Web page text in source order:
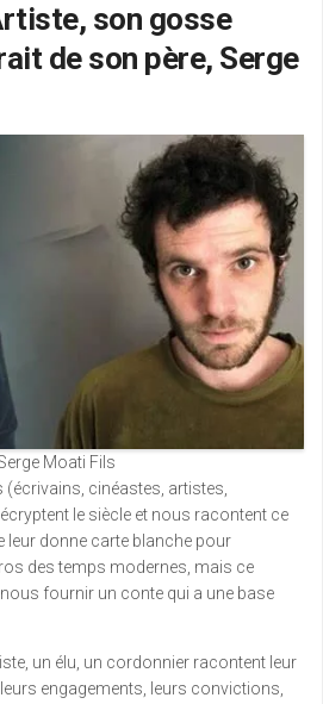
son gosse
de son père, Serge
Moati Fils
cinéastes, artistes,
le siècle et nous racontent ce
leur donne carte blanche pour
des temps modernes, mais ce
fournir un conte qui a une base
un élu, un cordonnier racontent leur
engagements, leurs convictions,